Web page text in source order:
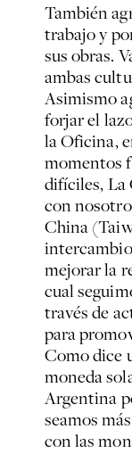
También
trabajo y
sus obras.
ambas
Asimismo
forjar el
la Oficina,
momentos
difíciles, La
con
China
mejorar la
cual
través de
para
Como dice
moneda
Argentina
seamos
con las